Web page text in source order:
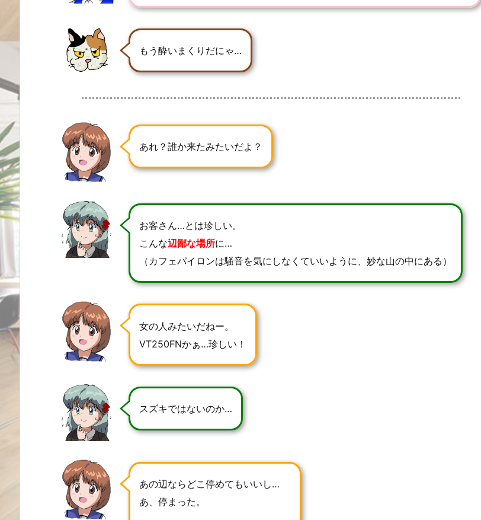
もう酔いまくりだにゃ…
あれ？誰か来たみたいだよ？
お客さん…とは珍しい。
こんな辺鄙な場所に…
（カフェパイロンは騒音を気にしなくていいように、妙な山の中にある）
女の人みたいだねー。
VT250FNかぁ…珍しい！
スズキではないのか…
あの辺ならどこ停めてもいいし…
あ、停まった。